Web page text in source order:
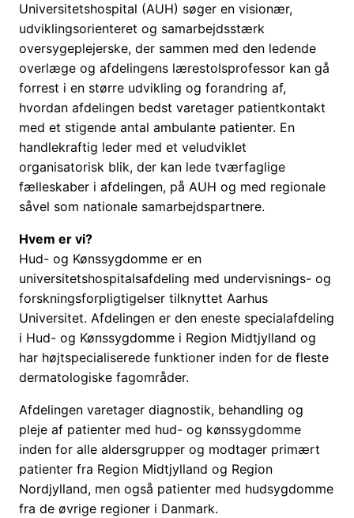
Universitetshospital (AUH) søger en visionær,
udviklingsorienteret og samarbejdsstærk
oversygeplejerske, der sammen med den ledende
overlæge og afdelingens lærestolsprofessor kan gå
forrest i en større udvikling og forandring af,
hvordan afdelingen bedst varetager patientkontakt
med et stigende antal ambulante patienter. En
handlekraftig leder med et veludviklet
organisatorisk blik, der kan lede tværfaglige
fælleskaber i afdelingen, på AUH og med regionale
såvel som nationale samarbejdspartnere.
Hvem er vi?
Hud- og Kønssygdomme er en
universitetshospitalsafdeling med undervisnings- og
forskningsforpligtigelser tilknyttet Aarhus
Universitet. Afdelingen er den eneste specialafdeling
i Hud- og Kønssygdomme i Region Midtjylland og
har højtspecialiserede funktioner inden for de fleste
dermatologiske fagområder.
Afdelingen varetager diagnostik, behandling og
pleje af patienter med hud- og kønssygdomme
inden for alle aldersgrupper og modtager primært
patienter fra Region Midtjylland og Region
Nordjylland, men også patienter med hudsygdomme
fra de øvrige regioner i Danmark.